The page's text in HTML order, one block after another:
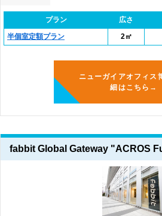
プラン
広さ
半個室定額プラン
2㎡
ニューガイアオフィス
細はこちら→
fabbit Global Gateway "ACROS